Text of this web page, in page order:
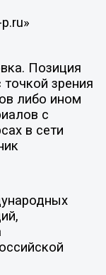
Позиция
зрения
либо ином
с
в сети